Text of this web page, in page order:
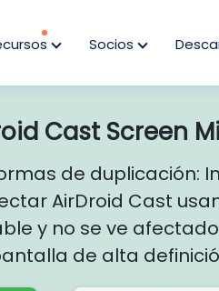
Socios
Cast Screen
de duplicación:
AirDroid Cast
y no se ve
de alta